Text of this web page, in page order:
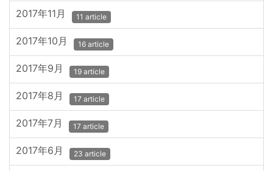
2017年11月 11 article
2017年10月 16 article
2017年9月 19 article
2017年8月 17 article
2017年7月 17 article
2017年6月 23 article